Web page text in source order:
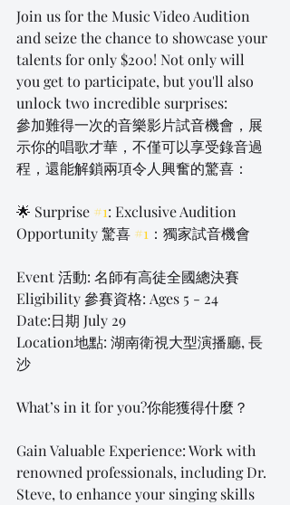
Join us for the Music Video Audition
and seize the chance to showcase your
talents for only $200! Not only will
you get to participate, but you'll also
unlock two incredible surprises:
參加難得一次的音樂影片試音機會，展
示你的唱歌才華，不僅可以享受錄音過
程，還能解鎖兩項令人興奮的驚喜：
🌟 Surprise #1: Exclusive Audition
Opportunity 驚喜 #1 ：獨家試音機會
Event 活動: 名師有高徒全國總決賽
Eligibility 參賽資格: Ages 5 - 24
Date:日期 July 29
Location地點: 湖南衛視大型演播廳, 長
沙
What’s in it for you?你能獲得什麼？
Gain Valuable Experience: Work with
renowned professionals, including Dr.
Steve, to enhance your singing skills